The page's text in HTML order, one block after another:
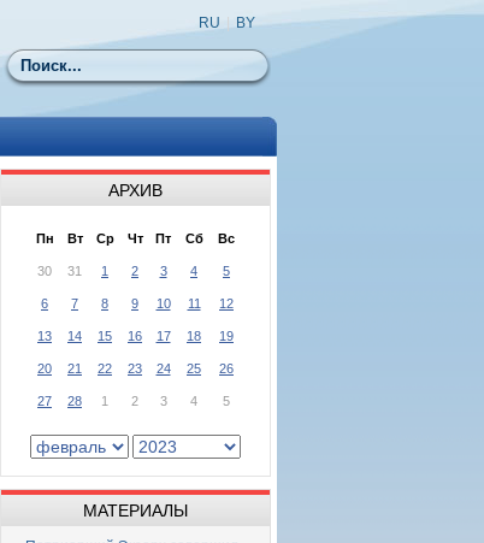
Поиск
RU BY
АРХИВ
Пн Вт Ср Чт Пт Сб Вс
30 31 1 2 3 4 5
6 7 8 9 10 11 12
13 14 15 16 17 18 19
20 21 22 23 24 25 26
27 28 1 2 3 4 5
МАТЕРИАЛЫ